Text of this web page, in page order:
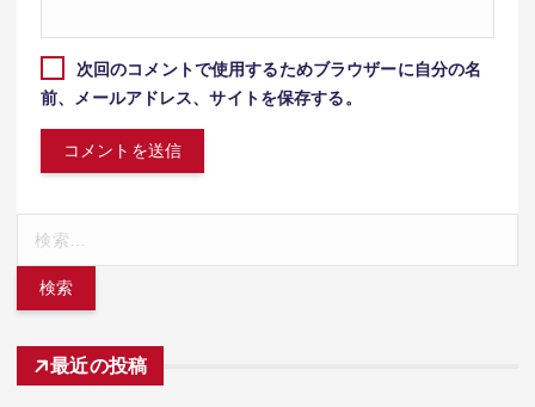
次回のコメントで使用するためブラウザーに自分の名
前、メールアドレス、サイトを保存する。
最近の投稿